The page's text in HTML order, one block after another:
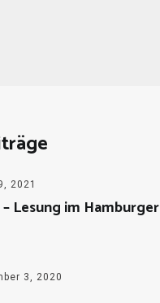
2021
Lesung im Hamburger
3, 2020